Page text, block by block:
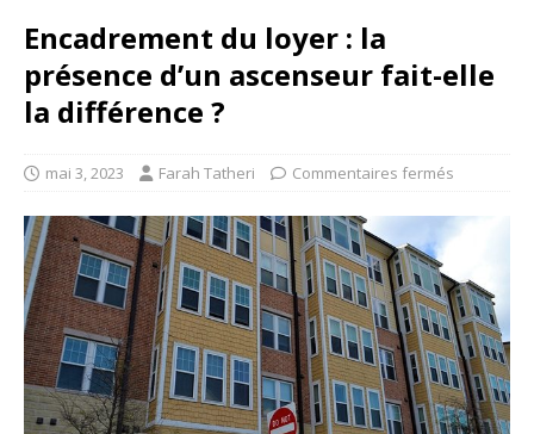
Encadrement du loyer : la
présence d’un ascenseur fait-elle
la différence ?
mai 3, 2023 Farah Tatheri Commentaires fermés